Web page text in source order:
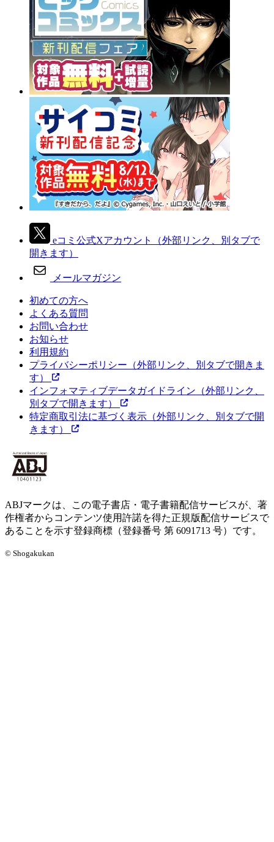
eコミ公式Xアカウント
（外部リンク、別タブで
開きます）
メールマガジン
初めての方へ
よくある質問
お問い合わせ
お知らせ
利用規約
プライバシーポリシー （外部リンク、別タブで開きま
す）
インフォマティブデータガイドライン （外部リンク、
別タブで開きます）
特定商取引法に基づく表示 （外部リンク、別タブで開
きます）
ABJマークは、この電子書店・電子書籍配信サービスが、著
作権者からコンテンツ使用許諾を得た正規版配信サービスで
あることを示す登録商標（登録番号 第 6091713 号）です。
© Shogakukan